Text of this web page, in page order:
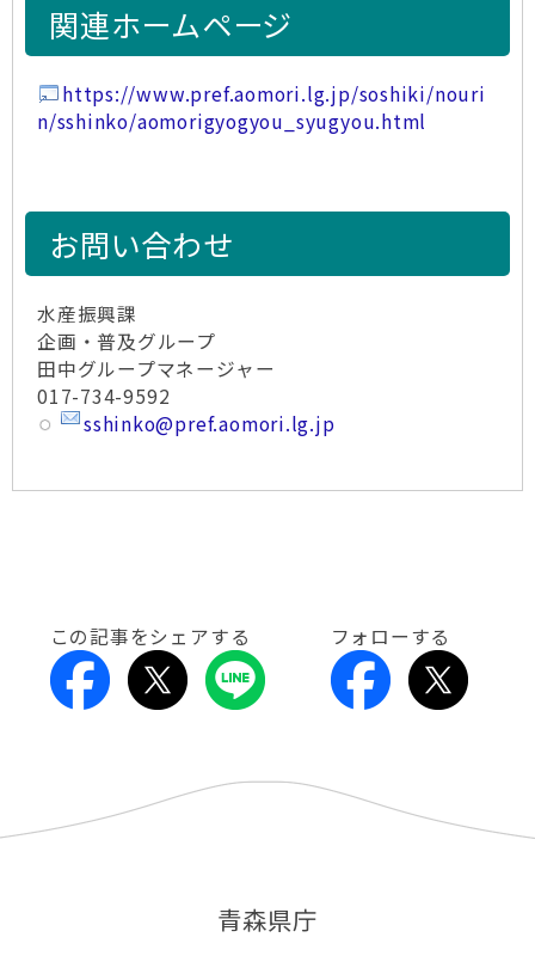
関連ホームページ
https://www.pref.aomori.lg.jp/soshiki/nouri
n/sshinko/aomorigyogyou_syugyou.html
お問い合わせ
水産振興課
企画・普及グループ
田中グループマネージャー
017-734-9592
sshinko@pref.aomori.lg.jp
この記事をシェアする フォローする
青森県庁